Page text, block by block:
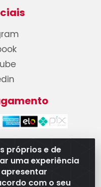
próprios e de
uma experiência
com o seu
LTDA - CNPJ
667 - Parque
- CEP 74375-660